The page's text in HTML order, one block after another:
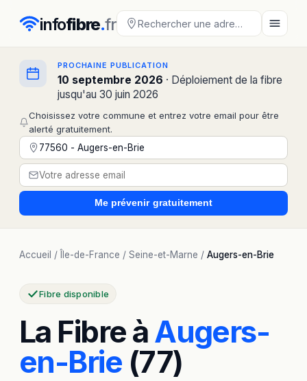
infofibre.fr
PROCHAINE PUBLICATION
10 septembre 2026 · Déploiement de la fibre
jusqu'au 30 juin 2026
Choisissez votre commune et entrez votre email pour être
alerté gratuitement.
Me prévenir gratuitement
Accueil / Île-de-France / Seine-et-Marne / Augers-en-Brie
Fibre disponible
La Fibre àAugers-
en-Brie (77)